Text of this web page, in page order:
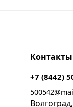
Контакты
+7 (8442)